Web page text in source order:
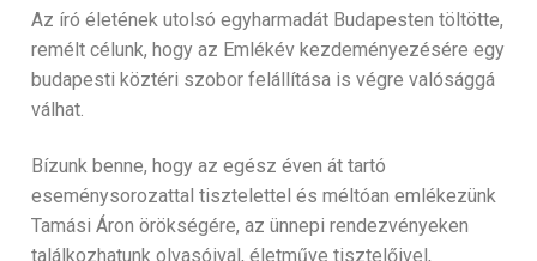
Az író életének utolsó egyharmadát Budapesten töltötte,
remélt célunk, hogy az Emlékév kezdeményezésére egy
budapesti köztéri szobor felállítása is végre valósággá
válhat.
Bízunk benne, hogy az egész éven át tartó
eseménysorozattal tisztelettel és méltóan emlékezünk
Tamási Áron örökségére, az ünnepi rendezvényeken
találkozhatunk olvasóival, életműve tisztelőivel,